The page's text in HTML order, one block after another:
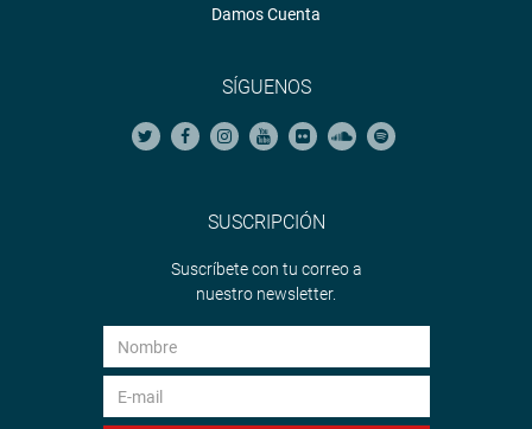
Damos Cuenta
SÍGUENOS
SUSCRIPCIÓN
Suscríbete con tu correo a
nuestro newsletter.